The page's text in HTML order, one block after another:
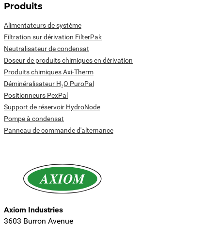
Axiom Industries
3603 Burron Avenue
Produits
Alimentateurs de système
Filtration sur dérivation FilterPak
Neutralisateur de condensat
Doseur de produits chimiques en dérivation
Produits chimiques Axi-Therm
Déminéralisateur H₂O PuroPal
Positionneurs PexPal
Support de réservoir HydroNode
Pompe à condensat
Panneau de commande d'alternance